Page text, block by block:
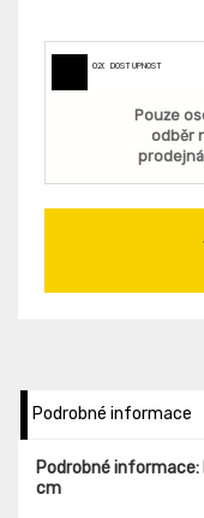
020301144
DOSTUPNOST
Pouze
odběr
Podrobné informace
Podrobné informace:
cm